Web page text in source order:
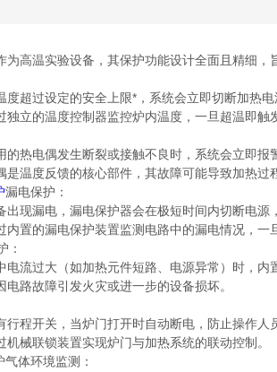
温实验设备，其保护功能设计全面且精细，
过设定的安全上限*，系统会立即切断加热电
立的温度控制器监控炉内温度，一旦超温即触
电偶发生断裂或接触不良时，系统会立即报
温度反馈的核心部件，其故障可能导致加热过
漏电保护：
现漏电，漏电保护器会在极短时间内切断电源
置的漏电保护装置监测电路中的漏电情况，一
过大（如加热元件短路、电源异常）时，内
路故障引发火灾或进一步的设备损坏。
程开关，当炉门打开时自动断电，防止操作人
械联锁装置实现炉门与加热系统的联动控制。
体环境监测：